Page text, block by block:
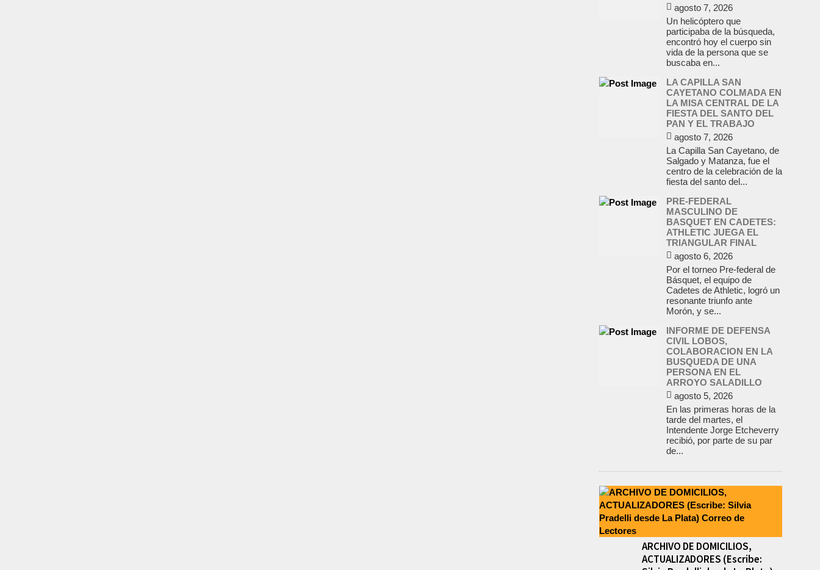
agosto 7, 2026
Un helicóptero que
participaba de la búsqueda,
encontró hoy el cuerpo sin
vida de la persona que se
buscaba en...
LA CAPILLA SAN
CAYETANO COLMADA EN
LA MISA CENTRAL DE LA
FIESTA DEL SANTO DEL
PAN Y EL TRABAJO
agosto 7, 2026
La Capilla San Cayetano, de
Salgado y Matanza, fue el
centro de la celebración de la
fiesta del santo del...
PRE-FEDERAL
MASCULINO DE
BASQUET EN CADETES:
ATHLETIC JUEGA EL
TRIANGULAR FINAL
agosto 6, 2026
Por el torneo Pre-federal de
Básquet, el equipo de
Cadetes de Athletic, logró un
resonante triunfo ante
Morón, y se...
INFORME DE DEFENSA
CIVIL LOBOS,
COLABORACION EN LA
BUSQUEDA DE UNA
PERSONA EN EL
ARROYO SALADILLO
agosto 5, 2026
En las primeras horas de la
tarde del martes, el
Intendente Jorge Etcheverry
recibió, por parte de su par
de...
ARCHIVO DE DOMICILIOS,
ACTUALIZADORES (Escribe: